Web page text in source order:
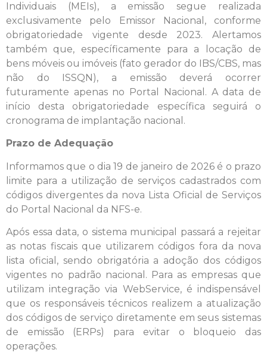
Individuais (MEIs), a emissão segue realizada
exclusivamente pelo Emissor Nacional, conforme
obrigatoriedade vigente desde 2023. Alertamos
também que, específicamente para a locação de
bens móveis ou imóveis (fato gerador do IBS/CBS, mas
não do ISSQN), a emissão deverá ocorrer
futuramente apenas no Portal Nacional. A data de
início desta obrigatoriedade específica seguirá o
cronograma de implantação nacional.
Prazo de Adequação
Informamos que o dia 19 de janeiro de 2026 é o prazo
limite para a utilização de serviços cadastrados com
códigos divergentes da nova Lista Oficial de Serviços
do Portal Nacional da NFS-e.
Após essa data, o sistema municipal passará a rejeitar
as notas fiscais que utilizarem códigos fora da nova
lista oficial, sendo obrigatória a adoção dos códigos
vigentes no padrão nacional. Para as empresas que
utilizam integração via WebService, é indispensável
que os responsáveis técnicos realizem a atualização
dos códigos de serviço diretamente em seus sistemas
de emissão (ERPs) para evitar o bloqueio das
operações.